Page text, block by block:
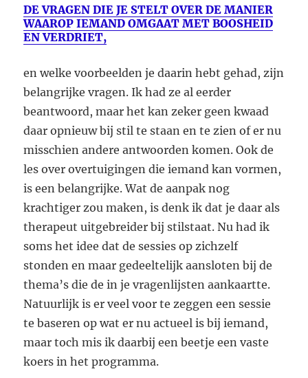
DE VRAGEN DIE JE STELT OVER DE MANIER
WAAROP IEMAND OMGAAT MET BOOSHEID
EN VERDRIET,
en welke voorbeelden je daarin hebt gehad, zijn
belangrijke vragen. Ik had ze al eerder
beantwoord, maar het kan zeker geen kwaad
daar opnieuw bij stil te staan en te zien of er nu
misschien andere antwoorden komen. Ook de
les over overtuigingen die iemand kan vormen,
is een belangrijke. Wat de aanpak nog
krachtiger zou maken, is denk ik dat je daar als
therapeut uitgebreider bij stilstaat. Nu had ik
soms het idee dat de sessies op zichzelf
stonden en maar gedeeltelijk aansloten bij de
thema’s die de in je vragenlijsten aankaartte.
Natuurlijk is er veel voor te zeggen een sessie
te baseren op wat er nu actueel is bij iemand,
maar toch mis ik daarbij een beetje een vaste
koers in het programma.